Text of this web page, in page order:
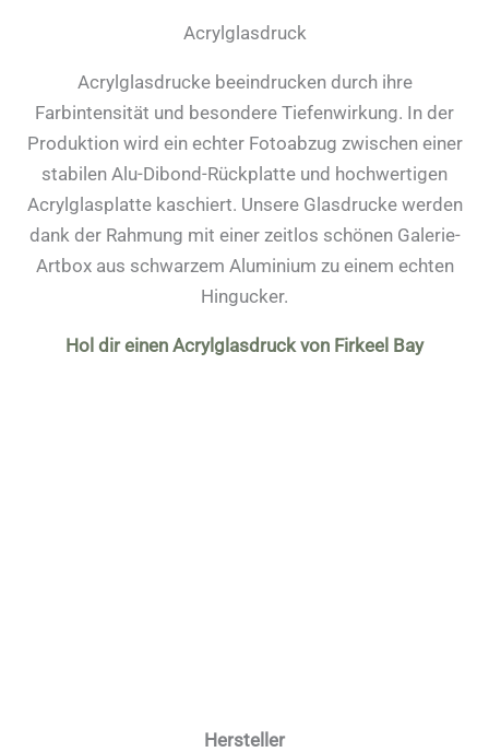
Acrylglasdruck
Acrylglasdrucke beeindrucken durch ihre
Farbintensität und besondere Tiefenwirkung. In der
Produktion wird ein echter Fotoabzug zwischen einer
stabilen Alu-Dibond-Rückplatte und hochwertigen
Acrylglasplatte kaschiert. Unsere Glasdrucke werden
dank der Rahmung mit einer zeitlos schönen Galerie-
Artbox aus schwarzem Aluminium zu einem echten
Hingucker.
Hol dir einen Acrylglasdruck von Firkeel Bay
Hersteller